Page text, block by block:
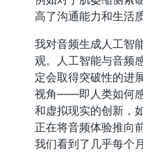
高了沟通能力和生活质
我对音频生成人工智
观。人工智能与音频
定会取得突破性的进
视角——即人类如何
和虚拟现实的创新，
正在将音频体验推向
我们看到了几乎每个